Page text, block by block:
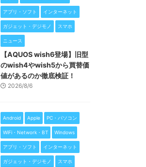
アプリ・ソフト インターネット
ガジェット・デジモノ スマホ
ニュース
【AQUOS wish6登場】旧型
のwish4やwish5から買替価
値があるのか徹底検証！
2026/8/6
Android Apple PC・パソコン
WiFi・Network・BT Windows
アプリ・ソフト インターネット
ガジェット・デジモノ スマホ